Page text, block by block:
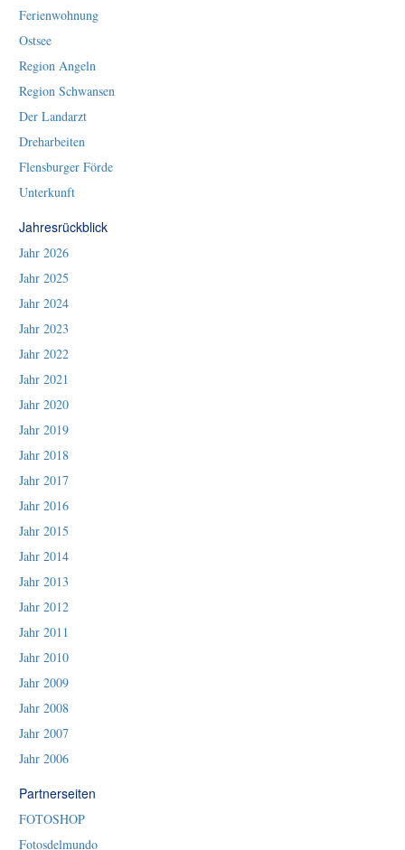
Ferienwohnung
Ostsee
Region Angeln
Region Schwansen
Der Landarzt
Dreharbeiten
Flensburger Förde
Unterkunft
Jahresrückblick
Jahr 2026
Jahr 2025
Jahr 2024
Jahr 2023
Jahr 2022
Jahr 2021
Jahr 2020
Jahr 2019
Jahr 2018
Jahr 2017
Jahr 2016
Jahr 2015
Jahr 2014
Jahr 2013
Jahr 2012
Jahr 2011
Jahr 2010
Jahr 2009
Jahr 2008
Jahr 2007
Jahr 2006
Partnerseiten
FOTOSHOP
Fotosdelmundo